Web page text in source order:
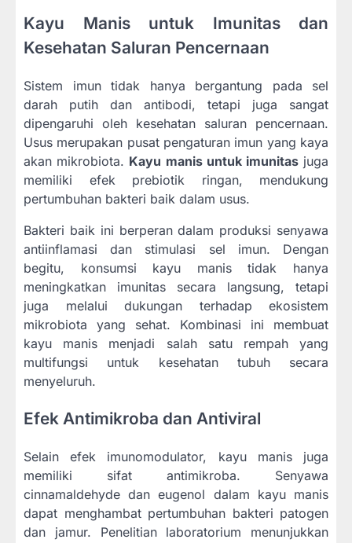
Kayu Manis untuk Imunitas dan
Kesehatan Saluran Pencernaan
Sistem imun tidak hanya bergantung pada sel
darah putih dan antibodi, tetapi juga sangat
dipengaruhi oleh kesehatan saluran pencernaan.
Usus merupakan pusat pengaturan imun yang kaya
akan mikrobiota. Kayu manis untuk imunitasjuga
memiliki efek prebiotik ringan, mendukung
pertumbuhan bakteri baik dalam usus.
Bakteri baik ini berperan dalam produksi senyawa
antiinflamasi dan stimulasi sel imun. Dengan
begitu, konsumsi kayu manis tidak hanya
meningkatkan imunitas secara langsung, tetapi
juga melalui dukungan terhadap ekosistem
mikrobiota yang sehat. Kombinasi ini membuat
kayu manis menjadi salah satu rempah yang
multifungsi untuk kesehatan tubuh secara
menyeluruh.
Efek Antimikroba dan Antiviral
Selain efek imunomodulator, kayu manis juga
memiliki sifat antimikroba. Senyawa
cinnamaldehyde dan eugenol dalam kayu manis
dapat menghambat pertumbuhan bakteri patogen
dan jamur. Penelitian laboratorium menunjukkan